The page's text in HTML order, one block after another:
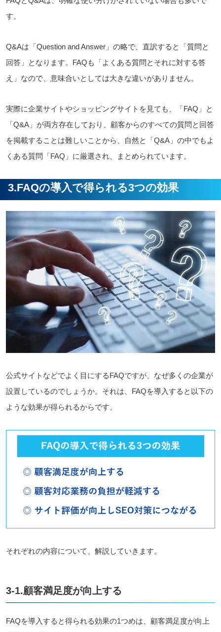
す。
Q&Aは「Question and Answer」の略で、直訳すると「質問と
回答」となります。FAQも「よくある質問とそれに対する答
え」なので、意味合いとしては大きな違いがありません。
実際に企業サイトやショッピングサイトを見ても、「FAQ」と
「Q&A」が両方存在しており、顧客からのすべての質問と回答
を掲載することは難しいことから、自然と「Q&A」の中でもよ
くある質問「FAQ」に厳選され、まとめられています。
3.FAQの導入で得られる3つの効果
公式サイトなどでよく目にするFAQですが、なぜ多くの企業が
設置しているのでしょうか。それは、FAQを導入すると以下の
ような効果が得られるからです。
それぞれの内容について、解説していきます。
3-1.顧客満足度が向上する
FAQを導入すると得られる効果の1つめは、顧客満足度が向上